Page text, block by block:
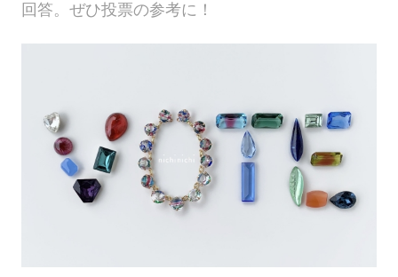
回答。ぜひ投票の参考に！